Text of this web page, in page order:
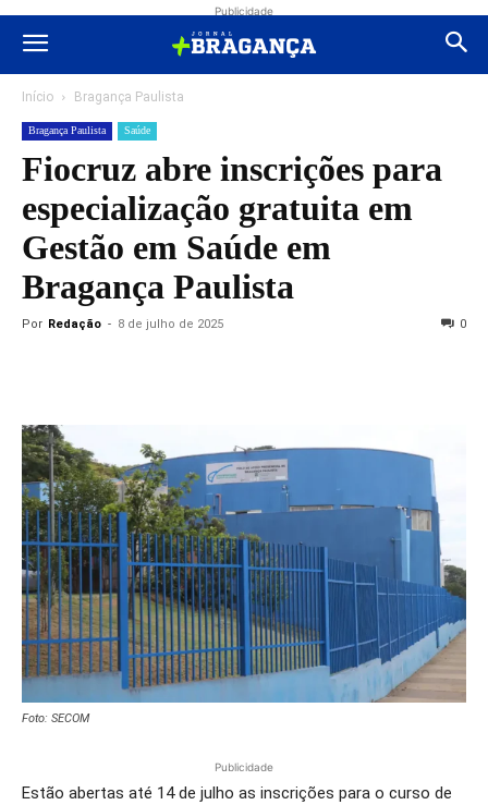
Publicidade
Início Bragança Paulista
Bragança Paulista Saúde
Fiocruz abre inscrições para
especialização gratuita em
Gestão em Saúde em
Bragança Paulista
Por Redação - 8 de julho de 2025 0
Foto: SECOM
Publicidade
Estão abertas até 14 de julho as inscrições para o curso de